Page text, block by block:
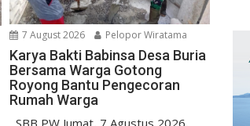
7 August 2026 Pelopor Wiratama
Karya Bakti Babinsa Desa Buria
Bersama Warga Gotong
Royong Bantu Pengecoran
Rumah Warga
SBB PW Jumat, 7 Agustus 2026,